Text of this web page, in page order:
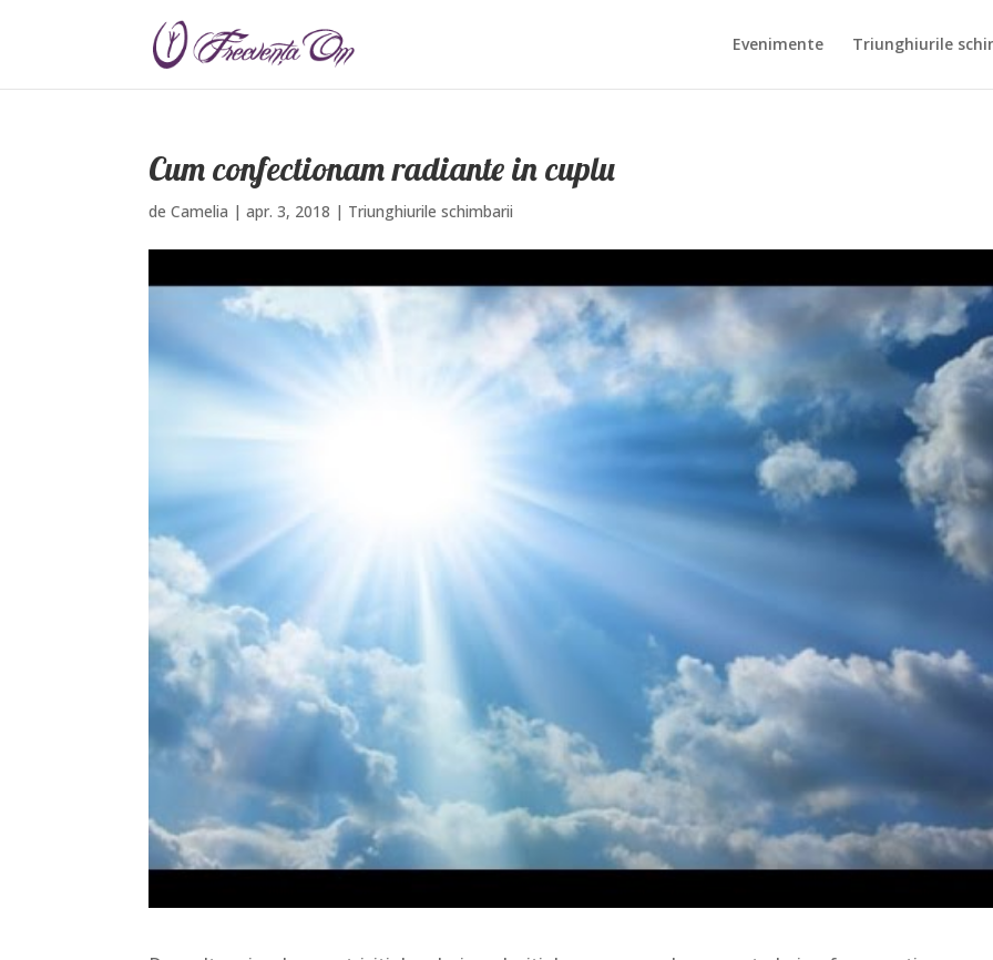
Evenimente Triunghiurile
Cum confectionam radiante in cuplu
deCamelia |apr. 3, 2018 | Triunghiurile schimbarii